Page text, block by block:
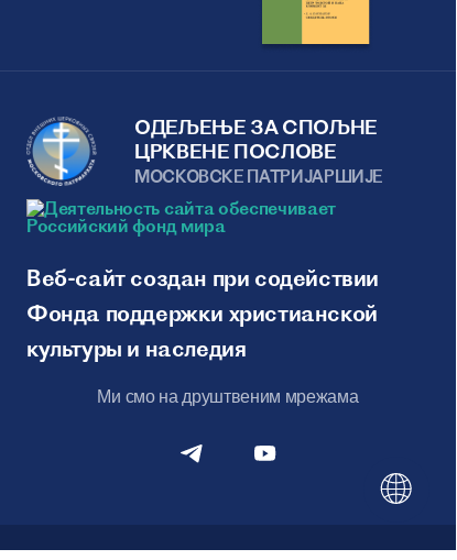
ОДЕЉЕЊЕ ЗА СПОЉНЕ
ЦРКВЕНЕ ПОСЛОВЕ
МОСКОВСКЕ ПАТРИJАРШИЈЕ
Веб-сайт создан при содействии
Фонда поддержки христианской
культуры и наследия
Ми смо на друштвеним мрежама